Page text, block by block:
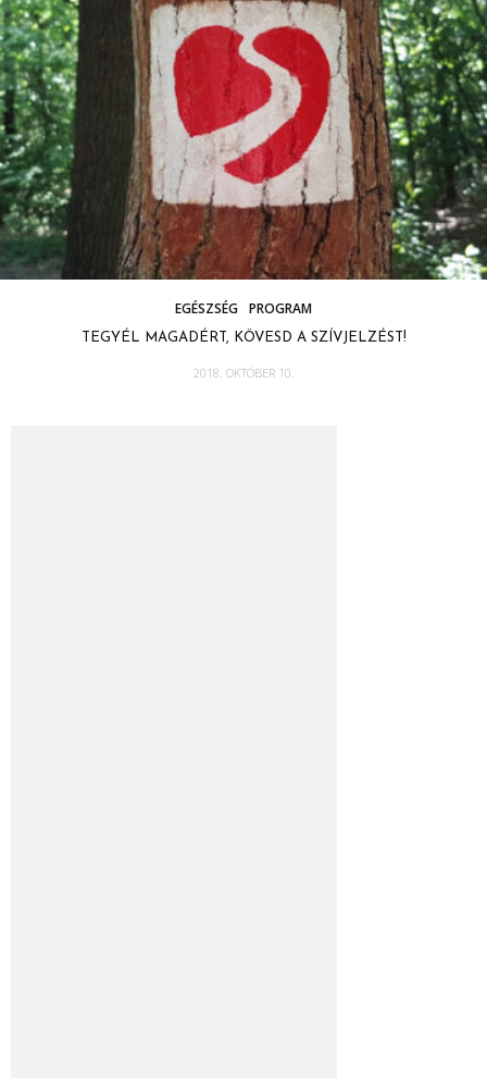
EGÉSZSÉG PROGRAM
TEGYÉL MAGADÉRT, KÖVESD A SZÍVJELZÉST!
2018. OKTÓBER 10.